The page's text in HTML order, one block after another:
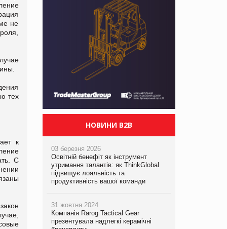
не
тех
к
С
НОВИНИ B2B
03 березня 2026
Освітній бенефіт як інструмент
утримання талантів: як ThinkGlobal
підвищує лояльність та
продуктивність вашої команди
31 жовтня 2024
Компанія Rarog Tactical Gear
презентувала надлегкі керамічні